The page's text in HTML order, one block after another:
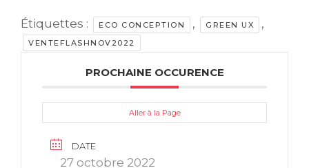
Étiquettes : ECO CONCEPTION , GREEN UX ,
VENTEFLASHNOV2022
PROCHAINE OCCURENCE
Aller à la Page
DATE
27 octobre 2022